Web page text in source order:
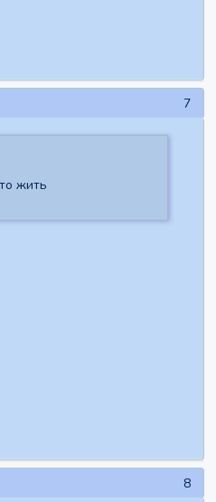
7
жить
8